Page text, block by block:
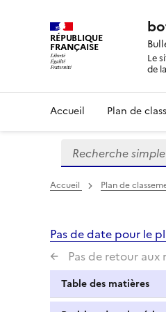
RÉPUBLIQUE
FRANÇAISE
Le
de
Accueil Plan de
Formulaire
de
recherche
Recherche simple
Accueil Plan de
Pas de date pour le
Pas de retour aux
Table des matières